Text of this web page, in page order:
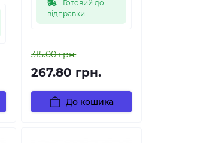
Готовий до
відправки
315.00 грн.
267.80 грн.
До кошика